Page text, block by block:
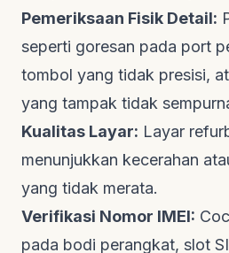
Pemeriksaan Fisik Detail:
seperti goresan pada port
tombol yang tidak presisi,
yang tampak tidak
Kualitas Layar: Layar
menunjukkan kecerahan
yang tidak merata.
Verifikasi Nomor IMEI:
pada bodi perangkat, slot